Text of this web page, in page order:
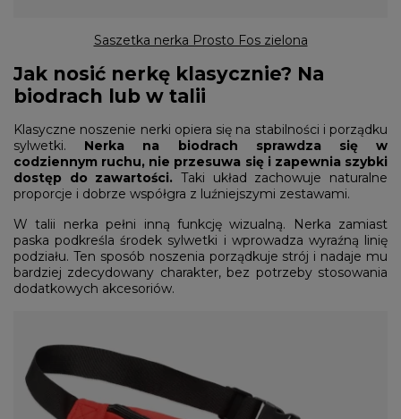
Saszetka nerka Prosto Fos zielona
Jak nosić nerkę klasycznie? Na
biodrach lub w talii
Klasyczne noszenie nerki opiera się na stabilności i porządku
sylwetki. Nerka na biodrach sprawdza się w
codziennym ruchu, nie przesuwa się i zapewnia szybki
dostęp do zawartości. Taki układ zachowuje naturalne
proporcje i dobrze współgra z luźniejszymi zestawami.
W talii nerka pełni inną funkcję wizualną. Nerka zamiast
paska podkreśla środek sylwetki i wprowadza wyraźną linię
podziału. Ten sposób noszenia porządkuje strój i nadaje mu
bardziej zdecydowany charakter, bez potrzeby stosowania
dodatkowych akcesoriów.